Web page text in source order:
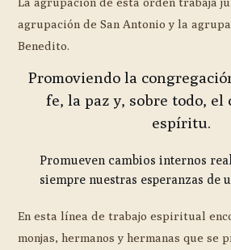
agrupación de San Antonio y la
Benedito.
Promoviendo la
fe, la paz y, sobre todo, el
espíritu.
Promueven cambios internos
siempre nuestras esperanzas de
En esta línea de trabajo espiritual
monjas, hermanos y hermanas que se